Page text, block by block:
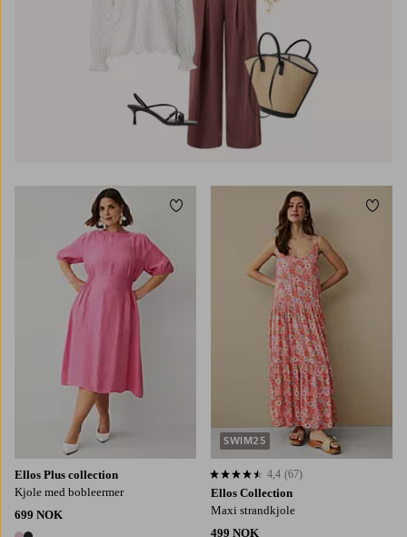
Ellos Plus collection
Kjole med bobleermer
699 NOK
Legg til favoritter
3XL4XL
Ellos Collection
Maxi strandkjole
499 NOK
4,4 basert på 67 karaktergivninger
4,4 (67)
SWIM25